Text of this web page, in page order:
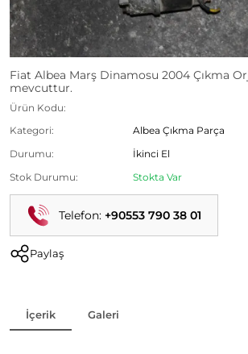
Fiat Albea Marş Dinamosu 2004 Çıkma
mevcuttur.
Ürün Kodu:
Kategori:
Albea Çıkma Parça
Durumu:
İkinci El
Stok Durumu:
Stokta Var
Telefon: +90553 790 38 01
Paylaş
İçerik Galeri